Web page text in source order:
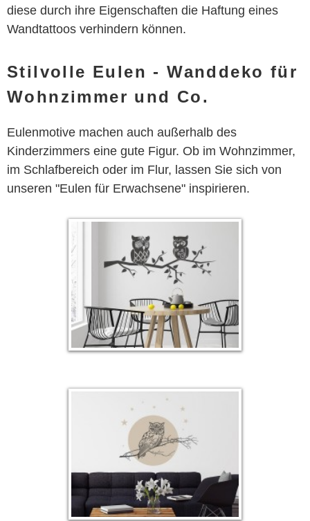
diese durch ihre Eigenschaften die Haftung eines
Wandtattoos verhindern können.
Stilvolle Eulen - Wanddeko für
Wohnzimmer und Co.
Eulenmotive machen auch außerhalb des
Kinderzimmers eine gute Figur. Ob im Wohnzimmer,
im Schlafbereich oder im Flur, lassen Sie sich von
unseren "Eulen für Erwachsene" inspirieren.